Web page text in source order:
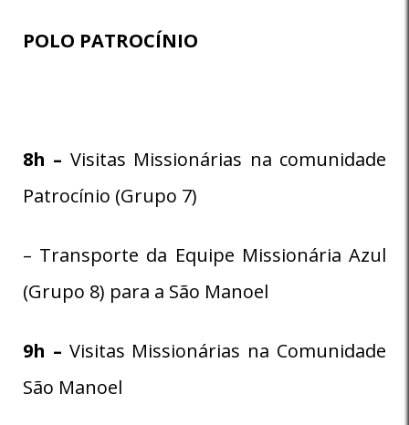
POLO PATROCÍNIO
8h – Visitas Missionárias na comunidade
Patrocínio (Grupo 7)
– Transporte da Equipe Missionária Azul
(Grupo 8) para a São Manoel
9h – Visitas Missionárias na Comunidade
São Manoel